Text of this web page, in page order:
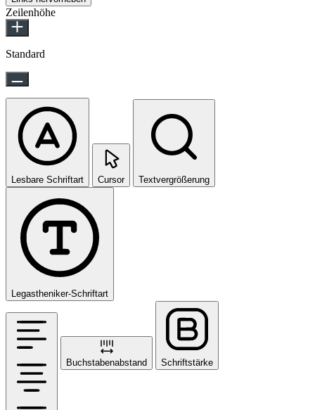
Zeilenhöhe
Standard
Lesbare Schriftart Cursor Textvergrößerung
Legastheniker-Schriftart
Buchstabenabstand Schriftstärke